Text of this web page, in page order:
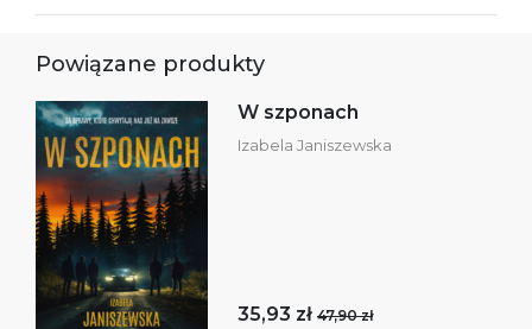
Powiązane produkty
W szponach
Izabela Janiszewska
35,93 zł 47,90 zł